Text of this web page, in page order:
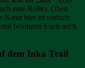
eine Rolle). Oben
Natur hier ist einfach
belohnen Euch auch
dem Inka Trail